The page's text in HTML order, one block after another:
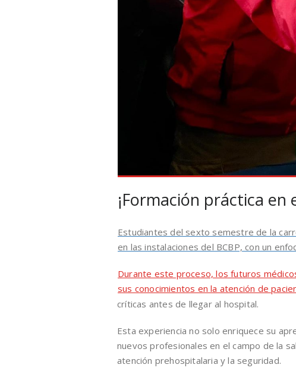
¡Formación práctica en
Estudiantes del sexto semestre de la
en las instalaciones del BCBP, con un
Durante este proceso, los futuros
sus conocimientos en la atención de
críticas antes de llegar al hospital.
Esta experiencia no solo enriquece su
nuevos profesionales en el campo de la
atención prehospitalaria y la seguridad.